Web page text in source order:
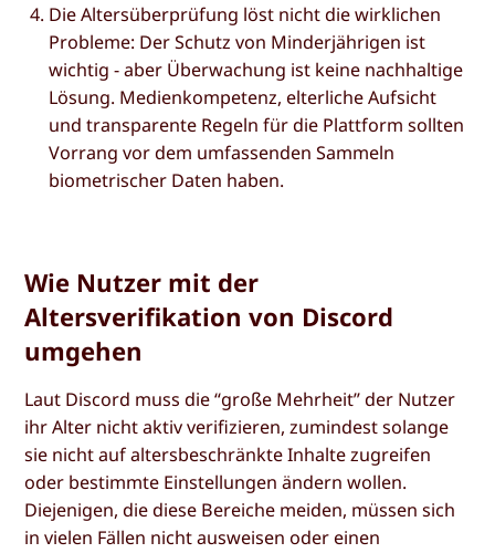
Die Altersüberprüfung löst nicht die wirklichen
Probleme: Der Schutz von Minderjährigen ist
wichtig - aber Überwachung ist keine nachhaltige
Lösung. Medienkompetenz, elterliche Aufsicht
und transparente Regeln für die Plattform sollten
Vorrang vor dem umfassenden Sammeln
biometrischer Daten haben.
Wie Nutzer mit der
Altersverifikation von Discord
umgehen
Laut Discord muss die “große Mehrheit” der Nutzer
ihr Alter nicht aktiv verifizieren, zumindest solange
sie nicht auf altersbeschränkte Inhalte zugreifen
oder bestimmte Einstellungen ändern wollen.
Diejenigen, die diese Bereiche meiden, müssen sich
in vielen Fällen nicht ausweisen oder einen